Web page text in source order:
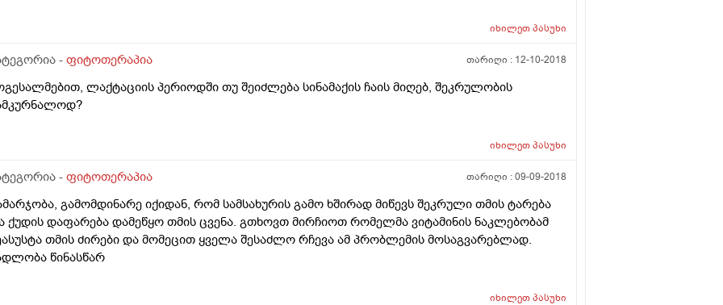
იხილეთპასუხი
- ფიტოთერაპია თარიღი : 12-10-2018
ლაქტაციის პერიოდში თუ შეიძლება სინამაქის ჩაის მიღებ, შეკრულობის
იხილეთპასუხი
- ფიტოთერაპია თარიღი :09-09-2018
გამომდინარე იქიდან, რომ სამსახურის გამო ხშირად მიწევს შეკრული თმის ტარება
ქუდის დაფარება დამეწყო თმის ცვენა. გთხოვთ მირჩიოთ რომელმა ვიტამინის ნაკლებობამ
თმის ძირები და მომეცით ყველა შესაძლო რჩევა ამ პრობლემის მოსაგვარებლად.
წინასწარ
იხილეთპასუხი